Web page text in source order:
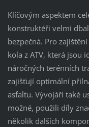
Klíčovým aspektem
konstruktéři velmi
bezpečná. Pro
kola z ATV, která jsou
náročných terénních
zajišťují optimální
asfaltu. Vývojáři také
možné, použili díly
několik dalších